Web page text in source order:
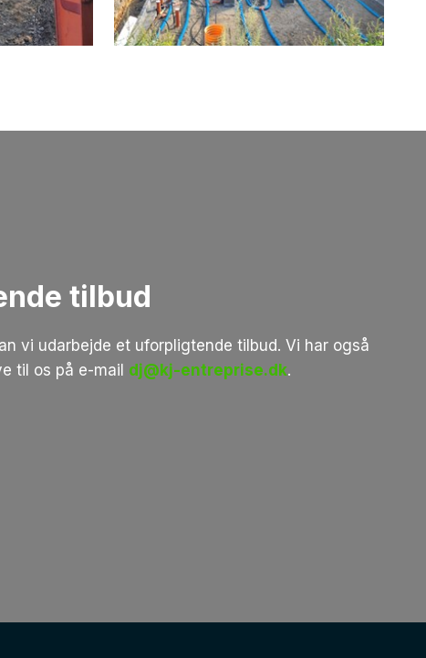
tilbud
vi udarbejde et uforpligtende tilbud. Vi har også
til os på e-mail dj@kj-entreprise.dk.